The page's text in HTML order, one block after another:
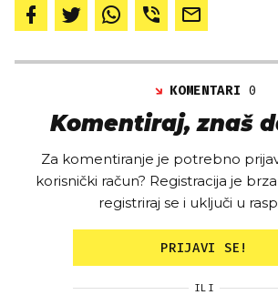
KOMENTARI0
Komentiraj, znaš
Za komentiranje je potrebno
korisnički račun? Registracija je
registriraj se i uključi u
PRIJAVI SE!
ILI